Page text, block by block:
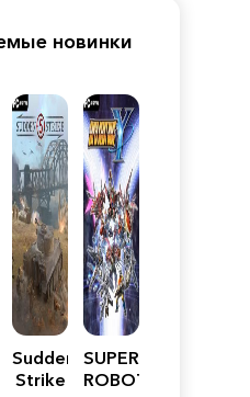
новинки
Sudden
Strike
SUPER
ROBOT